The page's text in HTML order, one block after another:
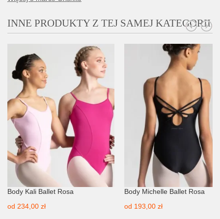
INNE PRODUKTY Z TEJ SAMEJ KATEGORII
Body Kali Ballet Rosa
od 234,00 zł
Body Michelle Ballet Rosa
od 193,00 zł